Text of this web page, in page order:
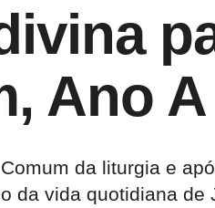
Ano A
da liturgia e
da vida quotidiana de